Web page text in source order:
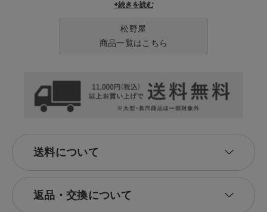
+続きを読む
松野屋
商品一覧はこちら
送料について
返品・交換について